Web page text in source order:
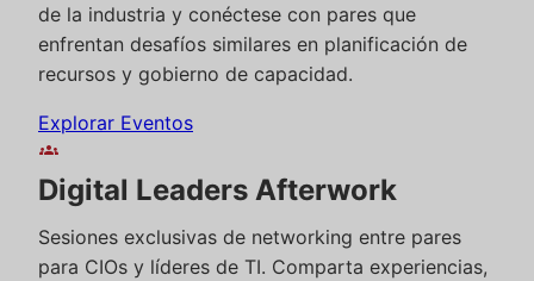
de la industria y conéctese con pares que
enfrentan desafíos similares en planificación de
recursos y gobierno de capacidad.
Explorar Eventos
groups
Digital Leaders Afterwork
Sesiones exclusivas de networking entre pares
para CIOs y líderes de TI. Comparta experiencias,